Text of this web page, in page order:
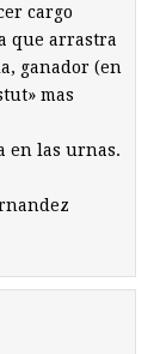
cargo
que arrastra
ganador (en
mas
en las urnas.